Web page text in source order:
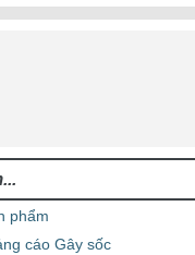
phẩm
cáo Gây sốc